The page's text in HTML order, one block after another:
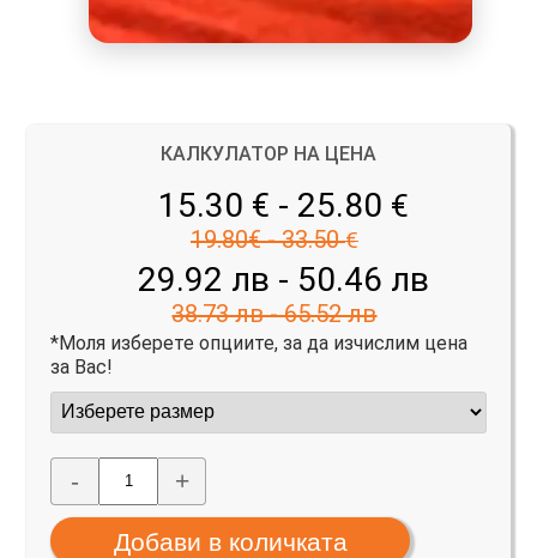
КАЛКУЛАТОР НА ЦЕНА
15.30 € - 25.80 €
19.80€ - 33.50 €
29.92 лв - 50.46 лв
38.73 лв - 65.52 лв
*Моля изберете опциите, за да изчислим цена
за Вас!
- +